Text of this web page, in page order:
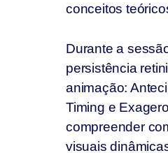
conceitos
Durante a
persistência
animação:
Timing e
compreender
visuais